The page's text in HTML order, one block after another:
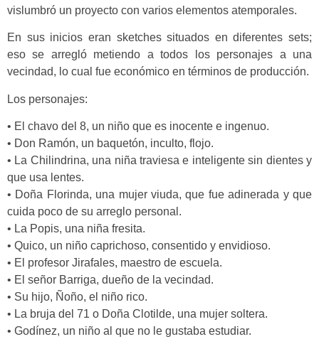
vislumbró un proyecto con varios elementos atemporales.
En sus inicios eran sketches situados en diferentes sets;
eso se arregló metiendo a todos los personajes a una
vecindad, lo cual fue económico en términos de producción.
Los personajes:
• El chavo del 8, un niño que es inocente e ingenuo.
• Don Ramón, un baquetón, inculto, flojo.
• La Chilindrina, una niña traviesa e inteligente sin dientes y
que usa lentes.
• Doña Florinda, una mujer viuda, que fue adinerada y que
cuida poco de su arreglo personal.
• La Popis, una niña fresita.
• Quico, un niño caprichoso, consentido y envidioso.
• El profesor Jirafales, maestro de escuela.
• El señor Barriga, dueño de la vecindad.
• Su hijo, Ñoño, el niño rico.
• La bruja del 71 o Doña Clotilde, una mujer soltera.
• Godínez, un niño al que no le gustaba estudiar.